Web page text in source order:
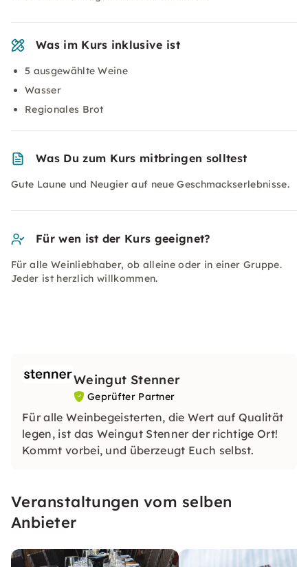
Was im Kurs inklusive ist
5 ausgewählte Weine
Wasser
Regionales Brot
Was Du zum Kurs mitbringen solltest
Gute Laune und Neugier auf neue Geschmackserlebnisse.
Für wen ist der Kurs geeignet?
Für alle Weinliebhaber, ob alleine oder in einer Gruppe.
Jeder ist herzlich willkommen.
Weingut Stenner
Geprüfter Partner
Für alle Weinbegeisterten, die Wert auf Qualität
legen, ist das Weingut Stenner der richtige Ort!
Kommt vorbei, und überzeugt Euch selbst.
Veranstaltungen vom selben
Anbieter